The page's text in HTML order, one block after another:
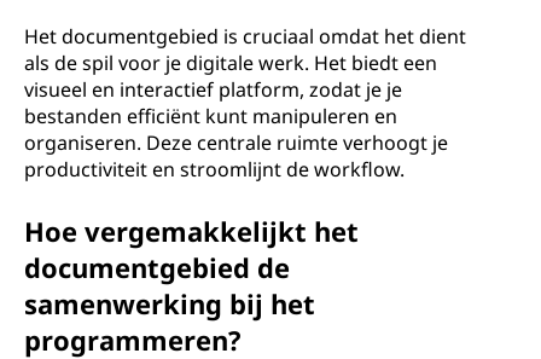
Het documentgebied is cruciaal omdat het dient
als de spil voor je digitale werk. Het biedt een
visueel en interactief platform, zodat je je
bestanden efficiënt kunt manipuleren en
organiseren. Deze centrale ruimte verhoogt je
productiviteit en stroomlijnt de workflow.
Hoe vergemakkelijkt het
documentgebied de
samenwerking bij het
programmeren?